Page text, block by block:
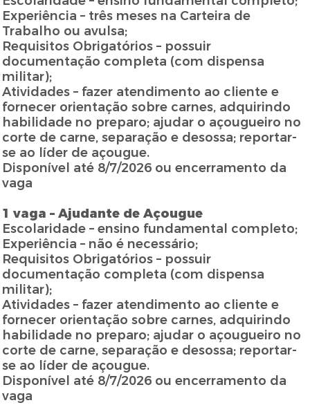
Experiência – três meses na Carteira de
Trabalho ou avulsa;
Requisitos Obrigatórios – possuir
documentação completa (com dispensa
militar);
Atividades – fazer atendimento ao cliente e
fornecer orientação sobre carnes, adquirindo
habilidade no preparo; ajudar o açougueiro no
corte de carne, separação e desossa; reportar-
se ao líder de açougue.
Disponível até 8/7/2026 ou encerramento da
vaga
1 vaga – Ajudante de Açougue
Escolaridade – ensino fundamental completo;
Experiência – não é necessário;
Requisitos Obrigatórios – possuir
documentação completa (com dispensa
militar);
Atividades – fazer atendimento ao cliente e
fornecer orientação sobre carnes, adquirindo
habilidade no preparo; ajudar o açougueiro no
corte de carne, separação e desossa; reportar-
se ao líder de açougue.
Disponível até 8/7/2026 ou encerramento da
vaga